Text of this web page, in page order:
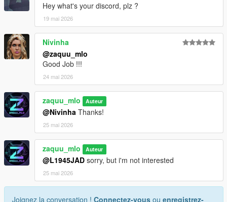
Hey what's your discord, plz ?
19 mai 2026
Nivinha
@zaquu_mlo
Good Job !!!
24 mai 2026
zaquu_mlo Auteur
@Nivinha Thanks!
25 mai 2026
zaquu_mlo Auteur
@L1945JAD sorry, but i'm not interested
25 mai 2026
Joignez la conversation ! Connectez-vous ou enregistrez-